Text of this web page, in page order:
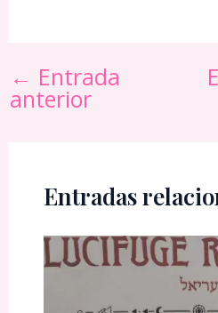
← Entrada
anterior
Entradas